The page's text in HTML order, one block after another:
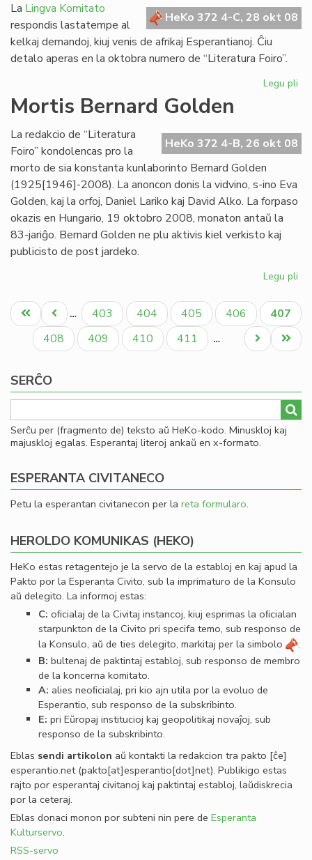
HeKo 372 4-C, 28 okt 08
La Lingva Komitato
respondis lastatempe al
kelkaj demandoj, kiuj venis de afrikaj Esperantianoj. Ĉiu
detalo aperas en la oktobra numero de “Literatura Foiro”.
Legu pli
Mortis Bernard Golden
HeKo 372 4-B, 26 okt 08
La redakcio de “Literatura
Foiro” kondolencas pro la
morto de sia konstanta kunlaborinto Bernard Golden
(1925[1946]-2008). La anoncon donis la vidvino, s-ino Eva
Golden, kaj la orfoj, Daniel Lariko kaj David Alko. La forpaso
okazis en Hungario, 19 oktobro 2008, monaton antaŭ la
83-jariĝo. Bernard Golden ne plu aktivis kiel verkisto kaj
publicisto de post jardeko.
Legu pli
Pagination
Unua
paĝo
Antaŭa
paĝo
… Paĝo
403 Paĝo
404 Paĝo
405 Paĝo
406
Aktuala
paĝo
407
Paĝo
408 Paĝo
409 Paĝo
410 Paĝo
411 …
Last
page
Next
page
SERĈO
Serĉu per (fragmento de) teksto aŭ HeKo-kodo. Minuskloj kaj
majuskloj egalas. Esperantaj literoj ankaŭ en x-formato.
ESPERANTA CIVITANECO
Petu la esperantan civitanecon per la reta formularo.
HEROLDO KOMUNIKAS (HEKO)
HeKo estas retagentejo je la servo de la establoj en kaj apud la
Pakto por la Esperanta Civito, sub la imprimaturo de la Konsulo
aŭ delegito. La informoj estas:
C: oﬁcialaj de la Civitaj instancoj, kiuj esprimas la oﬁcialan
starpunkton de la Civito pri specifa temo, sub responso de
la Konsulo, aŭ de ties delegito, markitaj per la simbolo
.
B: bultenaj de paktintaj establoj, sub responso de membro
de la koncerna komitato.
A: alies neoﬁcialaj, pri kio ajn utila por la evoluo de
Esperantio, sub responso de la subskribinto.
E: pri Eŭropaj institucioj kaj geopolitikaj novaĵoj, sub
responso de la subskribinto.
Eblas sendi artikolon aŭ kontakti la redakcion tra pakto [ĉe]
esperantio.net(pakto[at]esperantio[dot]net). Publikigo estas
rajto por esperantaj civitanoj kaj paktintaj establoj, laŭdiskrecia
por la ceteraj.
Eblas donaci monon por subteni nin pere de Esperanta
Kulturservo.
RSS-servo